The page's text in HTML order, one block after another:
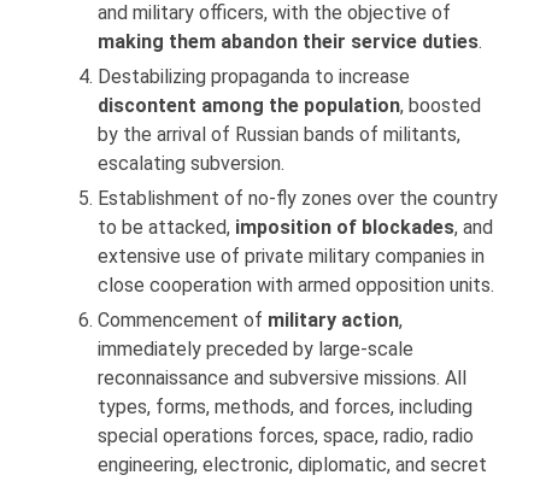
and military officers, with the objective of
making them abandon their service duties.
Destabilizing propaganda to increase
discontent among the population, boosted
by the arrival of Russian bands of militants,
escalating subversion.
Establishment of no-fly zones over the country
to be attacked, imposition of blockades, and
extensive use of private military companies in
close cooperation with armed opposition units.
Commencement of military action,
immediately preceded by large-scale
reconnaissance and subversive missions. All
types, forms, methods, and forces, including
special operations forces, space, radio, radio
engineering, electronic, diplomatic, and secret